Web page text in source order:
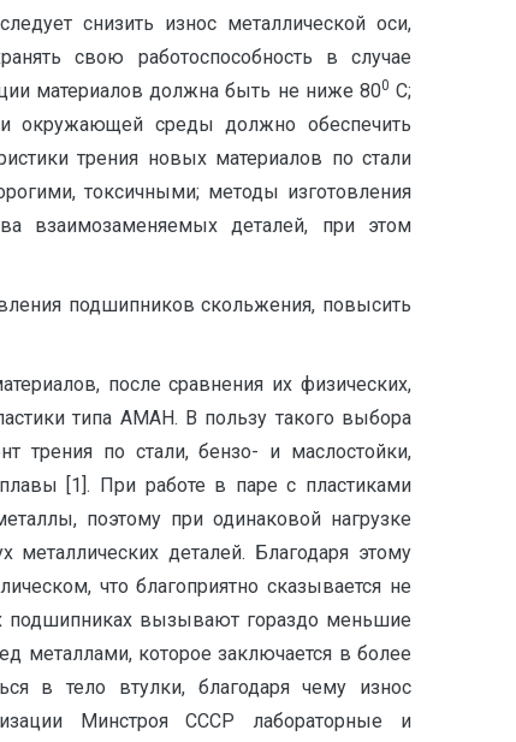
снизить износ металлической оси,
свою работоспособность в случае
материалов должна быть не ниже 800 С;
окружающей среды должно обеспечить
трения новых материалов по стали
токсичными; методы изготовления
взаимозаменяемых деталей, при этом
подшипников скольжения, повысить
после сравнения их физических,
типа АМАН. В пользу такого выбора
трения по стали, бензо- и маслостойки,
[1]. При работе в паре с пластиками
поэтому при одинаковой нагрузке
деталей. Благодаря этому
что благоприятно сказывается не
подшипниках вызывают гораздо меньшие
металлами, которое заключается в более
в тело втулки, благодаря чему износ
Минстроя СССР лабораторные и